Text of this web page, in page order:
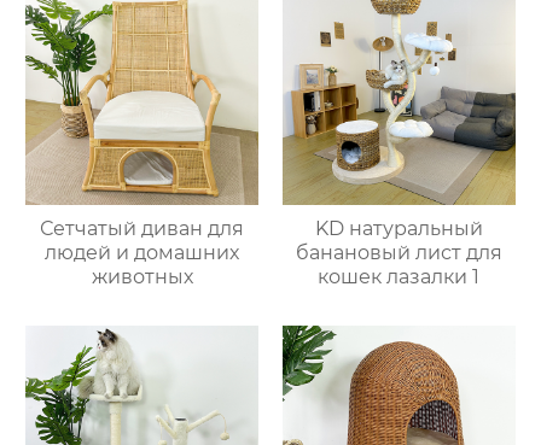
Сетчатый диван для
людей и домашних
животных
KD натуральный
банановый лист для
кошек лазалки 1